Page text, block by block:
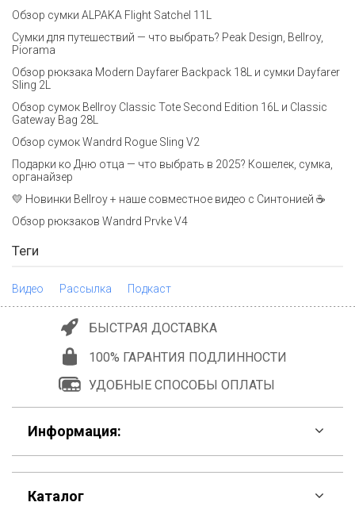
Обзор сумки ALPAKA Flight Satchel 11L
Сумки для путешествий — что выбрать? Peak Design, Bellroy,
Piorama
Обзор рюкзака Modern Dayfarer Backpack 18L и сумки Dayfarer
Sling 2L
Обзор сумок Bellroy Classic Tote Second Edition 16L и Classic
Gateway Bag 28L
Обзор сумок Wandrd Rogue Sling V2
Подарки ко Дню отца — что выбрать в 2025? Кошелек, сумка,
органайзер
💛 Новинки Bellroy + наше совместное видео с Синтонией ☕
Обзор рюкзаков Wandrd Prvke V4
Теги
Видео Рассылка Подкаст
БЫСТРАЯ ДОСТАВКА
100% ГАРАНТИЯ ПОДЛИННОСТИ
УДОБНЫЕ СПОСОБЫ ОПЛАТЫ
Информация:
F.A.Q
Каталог